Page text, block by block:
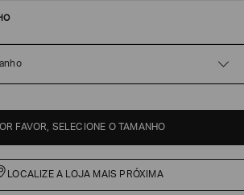
FAVOR, SELECIONE O TAMANHO
LOCALIZE A LOJA MAIS PRÓXIMA